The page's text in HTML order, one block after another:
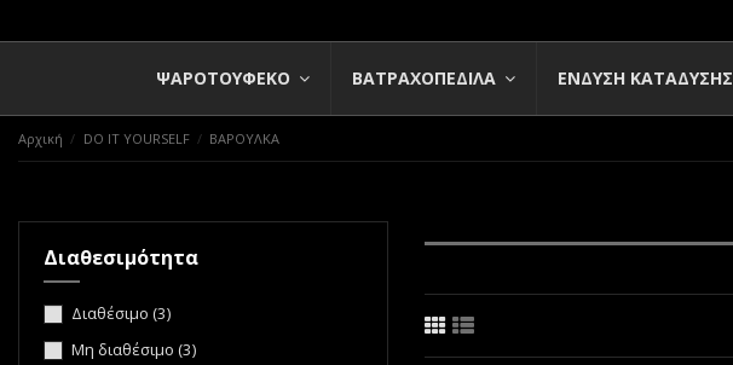
ΨΑΡΟΤΟΥΦΕΚΟ ΒΑΤΡΑΧΟΠΕΔΙΛΑ ΕΝΔΥΣΗ ΚΑΤΑΔΥΣΗΣ
Αρχική DO IT YOURSELF ΒΑΡΟΥΛΚΑ
Διαθεσιμότητα
Διαθέσιμο (3)
Μη διαθέσιμο (3)